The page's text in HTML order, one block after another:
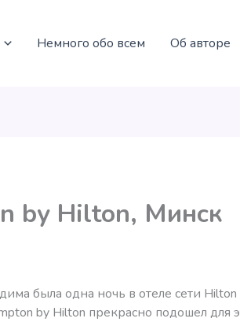
Немного обо всем Об авторе
by Hilton, Минск
была одна ночь в отеле сети Hilton
by Hilton прекрасно подошел для